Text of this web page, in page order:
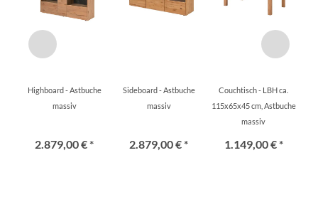
Highboard - Astbuche
massiv
2.879,00 € *
Sideboard - Astbuche
massiv
2.879,00 € *
Couchtisch - LBH ca.
115x65x45 cm, Astbuche
massiv
1.149,00 € *